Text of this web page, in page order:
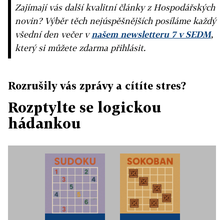
Zajímají vás další kvalitní články z Hospodářských
novin? Výběr těch nejúspěšnějších posíláme každý
všední den večer vnašem newsletteru 7 v SEDM,
který si můžete zdarma přihlásit.
Rozrušily vás zprávy a cítíte stres?
Rozptylte se logickou
hádankou